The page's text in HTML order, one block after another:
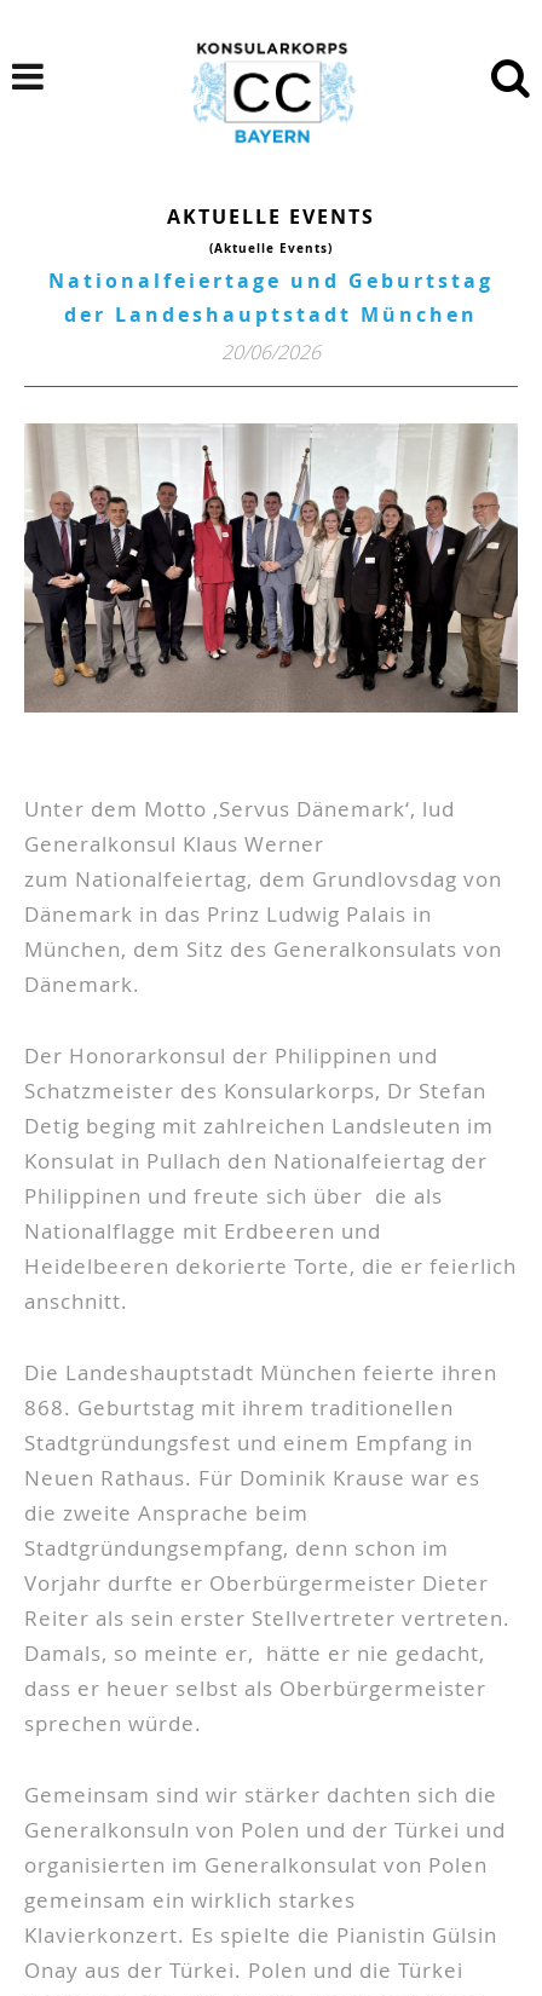
AKTUELLE EVENTS
(Aktuelle Events)
Nationalfeiertage und Geburtstag
der Landeshauptstadt München
20/06/2026
Unter dem Motto ‚Servus Dänemark‘, lud
Generalkonsul Klaus Werner
zum Nationalfeiertag, dem Grundlovsdag von
Dänemark in das Prinz Ludwig Palais in
München, dem Sitz des Generalkonsulats von
Dänemark.
Der Honorarkonsul der Philippinen und
Schatzmeister des Konsularkorps, Dr Stefan
Detig beging mit zahlreichen Landsleuten im
Konsulat in Pullach den Nationalfeiertag der
Philippinen und freute sich über die als
Nationalflagge mit Erdbeeren und
Heidelbeeren dekorierte Torte, die er feierlich
anschnitt.
Die Landeshauptstadt München feierte ihren
868. Geburtstag mit ihrem traditionellen
Stadtgründungsfest und einem Empfang in
Neuen Rathaus. Für Dominik Krause war es
die zweite Ansprache beim
Stadtgründungsempfang, denn schon im
Vorjahr durfte er Oberbürgermeister Dieter
Reiter als sein erster Stellvertreter vertreten.
Damals, so meinte er, hätte er nie gedacht,
dass er heuer selbst als Oberbürgermeister
sprechen würde.
Gemeinsam sind wir stärker dachten sich die
Generalkonsuln von Polen und der Türkei und
organisierten im Generalkonsulat von Polen
gemeinsam ein wirklich starkes
Klavierkonzert. Es spielte die Pianistin Gülsin
Onay aus der Türkei. Polen und die Türkei